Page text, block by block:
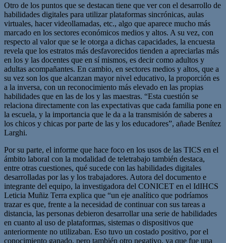
Otro de los puntos que se destacan tiene que ver con el desarrollo de
habilidades digitales para utilizar plataformas sincrónicas, aulas
virtuales, hacer videollamadas, etc., algo que aparece mucho más
marcado en los sectores económicos medios y altos. A su vez, con
respecto al valor que se le otorga a dichas capacidades, la encuesta
revela que los estratos más desfavorecidos tienden a apreciarlas más
en los y las docentes que en sí mismos, es decir como adultos y
adultas acompañantes. En cambio, en sectores medios y altos, que a
su vez son los que alcanzan mayor nivel educativo, la proporción es
a la inversa, con un reconocimiento más elevado en las propias
habilidades que en las de los y las maestras. “Esta cuestión se
relaciona directamente con las expectativas que cada familia pone en
la escuela, y la importancia que le da a la transmisión de saberes a
los chicos y chicas por parte de las y los educadores”, añade Benítez
Larghi.
Por su parte, el informe que hace foco en los usos de las TICS en el
ámbito laboral con la modalidad de teletrabajo también destaca,
entre otras cuestiones, qué sucede con las habilidades digitales
desarrolladas por las y los trabajadores. Autora del documento e
integrante del equipo, la investigadora del CONICET en el IdIHCS
Leticia Muñiz Terra explica que “un eje analítico que podríamos
trazar es que, frente a la necesidad de continuar con sus tareas a
distancia, las personas debieron desarrollar una serie de habilidades
en cuanto al uso de plataformas, sistemas o dispositivos que
anteriormente no utilizaban. Eso tuvo un costado positivo, por el
conocimiento ganado, pero también otro negativo, ya que fue una